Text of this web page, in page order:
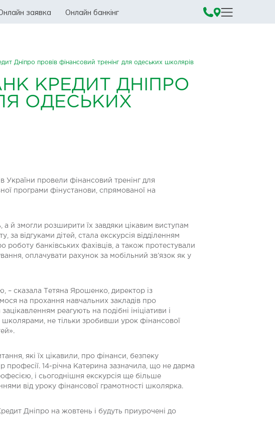
заявка Онлайн банкінг
Дніпро провів фінансовий тренінг для одеських школярів
КРЕДИТ ДНІПРО
ОДЕСЬКИХ
України провели фінансовий тренінг для
програми фінустанови, спрямованої на
а й змогли розширити їх завдяки цікавим виступам
за відгуками дітей, стала екскурсія відділенням
роботу банківських фахівців, а також протестували
оплачувати рахунок за мобільний зв’язок як у
– сказала Тетяна Ярошенко, директор із
на прохання навчальних закладів про
реагують на подібні ініціативи і
не тільки зробивши урок фінансової
які їх цікавили, про фінанси, безпеку
професії. 14-річна Катерина зазначила, що не дарма
і сьогоднішня екскурсія ще більше
від уроку фінансової грамотності школярка.
Дніпро на жовтень і будуть приурочені до